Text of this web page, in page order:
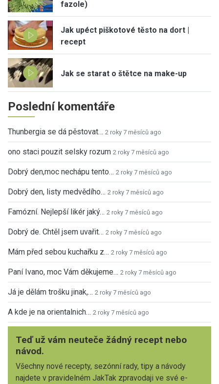
fazole)
Jak upéct piškotové těsto na dort |
recept
Jak se starat o štětce na make-up
Poslední komentáře
Thunbergia se dá pěstovat… 2 roky 7 měsíců ago
ono staci pouzit selsky rozum 2 roky 7 měsíců ago
Dobrý den,moc nechápu tento… 2 roky 7 měsíců ago
Dobrý den, listy medvědího… 2 roky 7 měsíců ago
Famózní. Nejlepší likér jaký… 2 roky 7 měsíců ago
Dobrý de. Chtěl jsem uvařit… 2 roky 7 měsíců ago
Mám před sebou kuchařku z… 2 roky 7 měsíců ago
Paní Ivano, moc Vám děkujeme… 2 roky 7 měsíců ago
Já je dělám trošku jinak,… 2 roky 7 měsíců ago
A kde je na orientalnich… 2 roky 7 měsíců ago
Teď už vám neuteče žádný recept nebo
návod.
Všechny nové recepty, sezónní rady, tipy a návody
najdete v pravidelném JakTak zpravodaji ve své e-